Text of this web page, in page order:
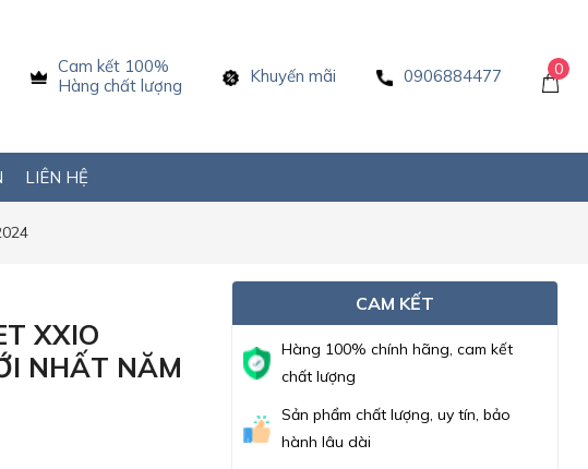
Cam kết 100%
Hàng chất lượng
Khuyến mãi 0906884477 0
LIÊN HỆ
XXIO
NHẤT NĂM
CAM KẾT
Hàng 100% chính hãng, cam kết
chất lượng
Sản phẩm chất lượng, uy tín, bảo
hành lâu dài